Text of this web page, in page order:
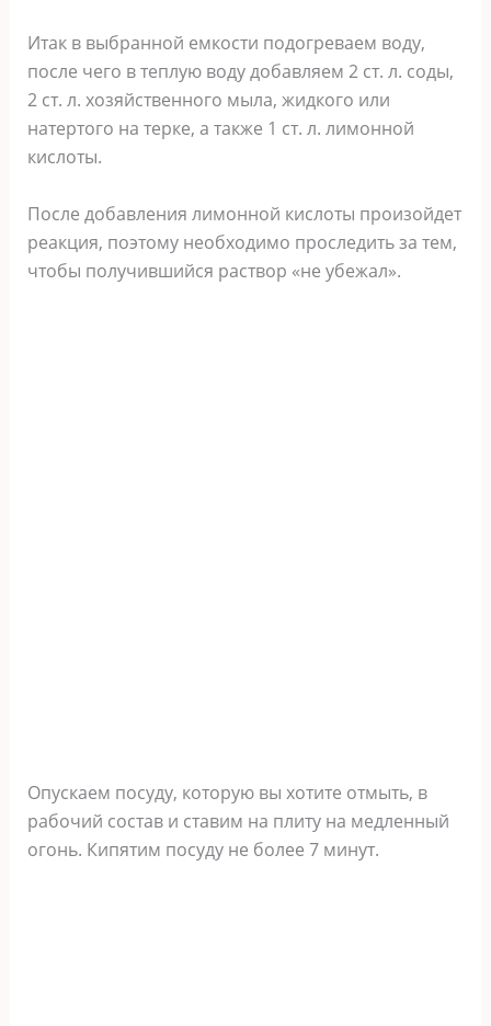
Итак в выбранной емкости подогреваем воду,
после чего в теплую воду добавляем 2 ст. л. соды,
2 ст. л. хозяйственного мыла, жидкого или
натертого на терке, а также 1 ст. л. лимонной
кислоты.
После добавления лимонной кислоты произойдет
реакция, поэтому необходимо проследить за тем,
чтобы получившийся раствор «не убежал».
Опускаем посуду, которую вы хотите отмыть, в
рабочий состав и ставим на плиту на медленный
огонь. Кипятим посуду не более 7 минут.